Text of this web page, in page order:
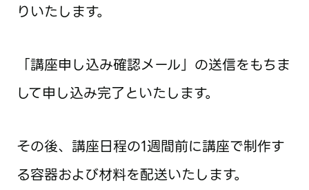
りいたします。
「講座申し込み確認メール」の送信をもちま
して申し込み完了といたします。
その後、講座日程の1週間前に講座で制作す
る容器および材料を配送いたします。